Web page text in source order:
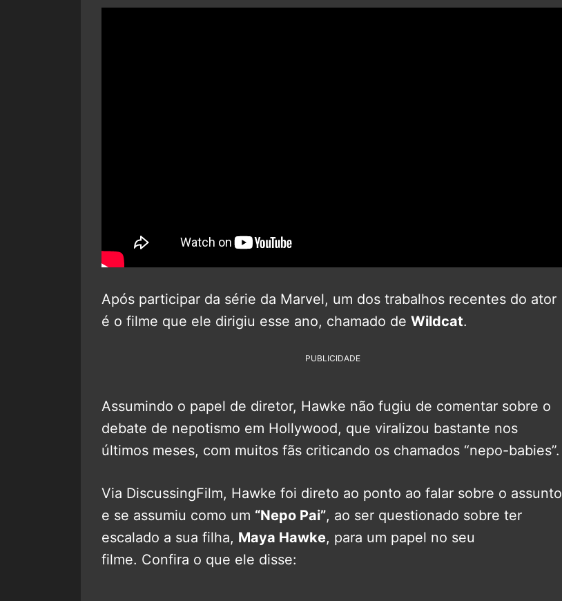
Após participar da série da Marvel, um dos trabalhos recentes do ator
é o filme que ele dirigiu esse ano, chamado de Wildcat.
PUBLICIDADE
Assumindo o papel de diretor, Hawke não fugiu de comentar sobre o
debate de nepotismo em Hollywood, que viralizou bastante nos
últimos meses, com muitos fãs criticando os chamados “nepo-babies”.
Via DiscussingFilm, Hawke foi direto ao ponto ao falar sobre o assunto
e se assumiu como um “Nepo Pai”, ao ser questionado sobre ter
escalado a sua filha, Maya Hawke, para um papel no seu
filme. Confira o que ele disse: